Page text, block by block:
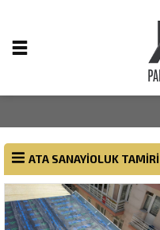
ATA SANAYIOLUK TAMIRI